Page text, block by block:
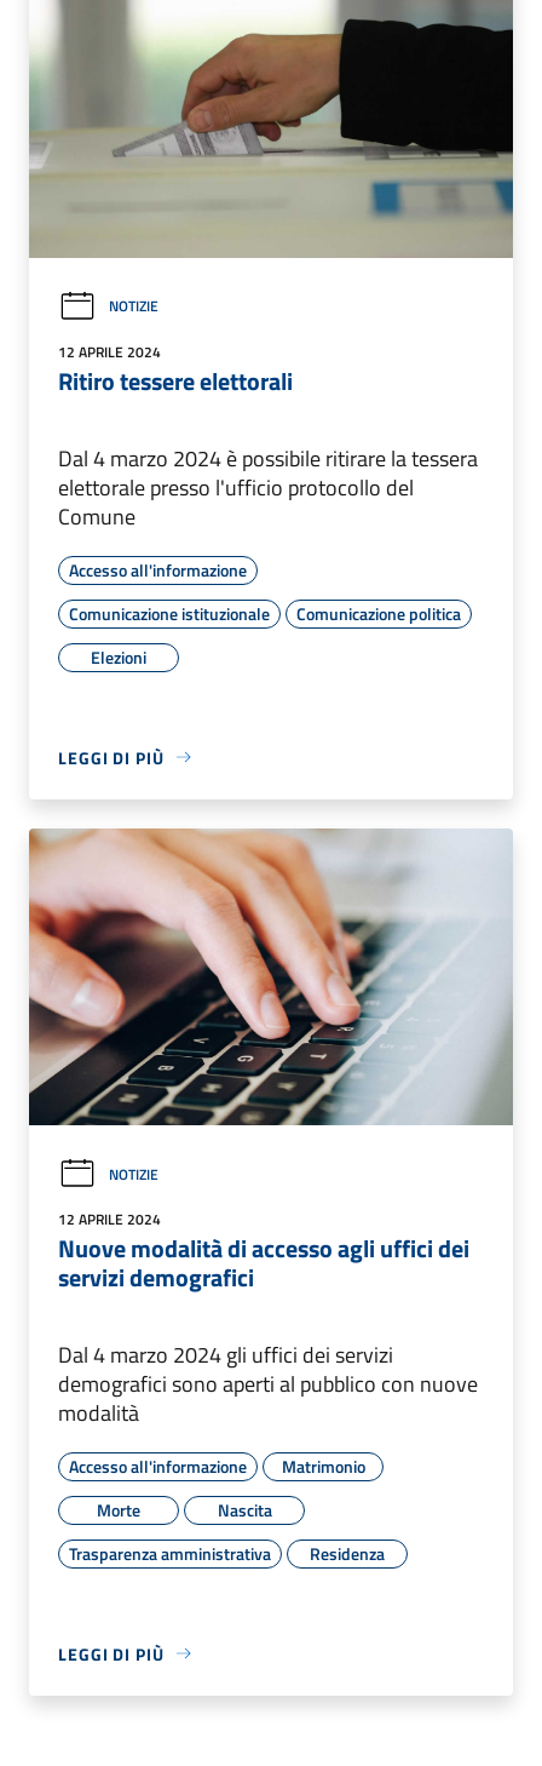
NOTIZIE
12 APRILE 2024
Ritiro tessere elettorali
Dal 4 marzo 2024 è possibile ritirare la tessera
elettorale presso l'ufficio protocollo del
Comune
Accesso all'informazione
Comunicazione istituzionale
Comunicazione politica
Elezioni
LEGGI DI PIÙ
NOTIZIE
12 APRILE 2024
Nuove modalità di accesso agli uffici dei
servizi demografici
Dal 4 marzo 2024 gli uffici dei servizi
demografici sono aperti al pubblico con nuove
modalità
Accesso all'informazione
Matrimonio
Morte
Nascita
Trasparenza amministrativa
Residenza
LEGGI DI PIÙ